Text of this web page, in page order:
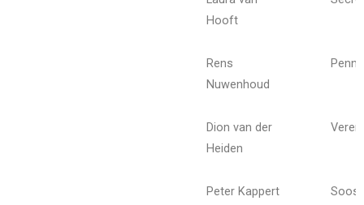
Hooft
Rens
Nuwenhoud
Dion van der
Heiden
Peter Kappert